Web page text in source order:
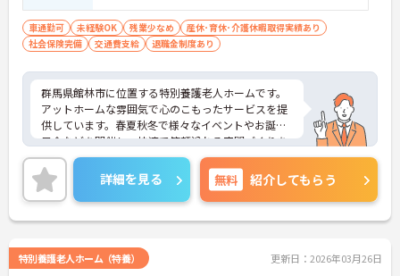
車通勤可 未経験OK 残業少なめ
産休･育休･介護休暇取得実績あり
社会保険完備
交通費支給 退職金制度あり
群馬県館林市に位置する特別養護老人ホームです。
アットホームな雰囲気で心のこもったサービスを提
供しています。春夏秋冬で様々なイベントやお誕生
日会などを開催し、快適で笑顔溢れる空間づくりを
目指しています。ご興味のある方には、面接対策ポ
イントなど、さらに詳細をお話しいたしますのでお
気軽にご相談ください！
詳細を見る 無料 紹介してもらう
特別養護老人ホーム（特養） 更新日：2026年03月26日